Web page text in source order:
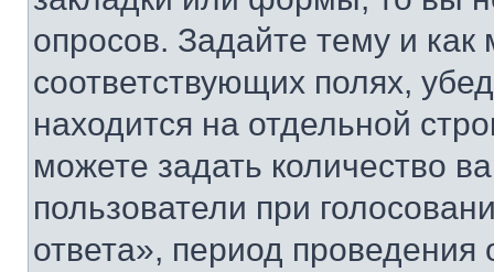
опросов. Задайте тему и
соответствующих полях,
находится на отдельной
можете задать количество
пользователи при
ответа», период проведения